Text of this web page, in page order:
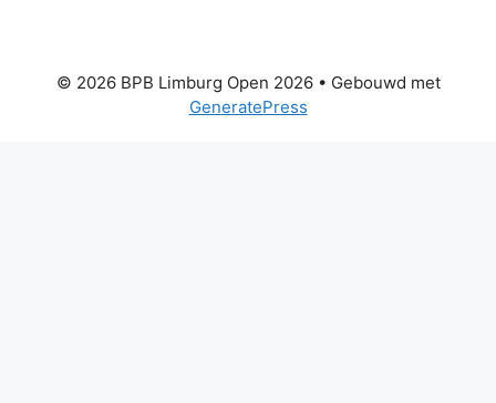
© 2026 BPB Limburg Open 2026• Gebouwd met
GeneratePress